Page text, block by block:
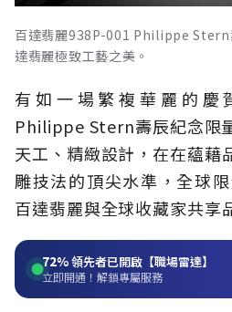
百達翡麗938P-001 Philippe Stern
達翡麗極致工藝之美。
有如一場繁複華麗的慶
Philippe Stern壽辰紀念限
天工、精緻設計，在在蘊藉
雕技法的頂尖水準，全球
百達翡麗與全球收藏家共享
72%領先者已開啟【職場雷達】
立即開通！解鎖專屬服務